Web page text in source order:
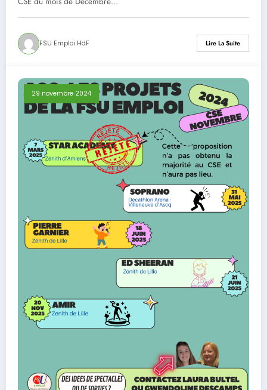
FSU Emploi HdF Lire La Suite
29 novembre 2024